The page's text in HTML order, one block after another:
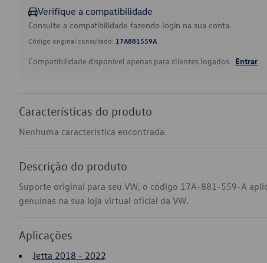
Verifique a compatibilidade
Consulte a compatibilidade fazendo login na sua conta.
Código original consultado: 17A881559A
Compatibilidade disponível apenas para clientes logados. Entrar
Características do produto
Nenhuma característica encontrada.
Descrição do produto
Suporte original para seu VW, o código 17A-881-559-A
genuínas na sua loja virtual oficial da VW.
Aplicações
Jetta 2018 - 2022